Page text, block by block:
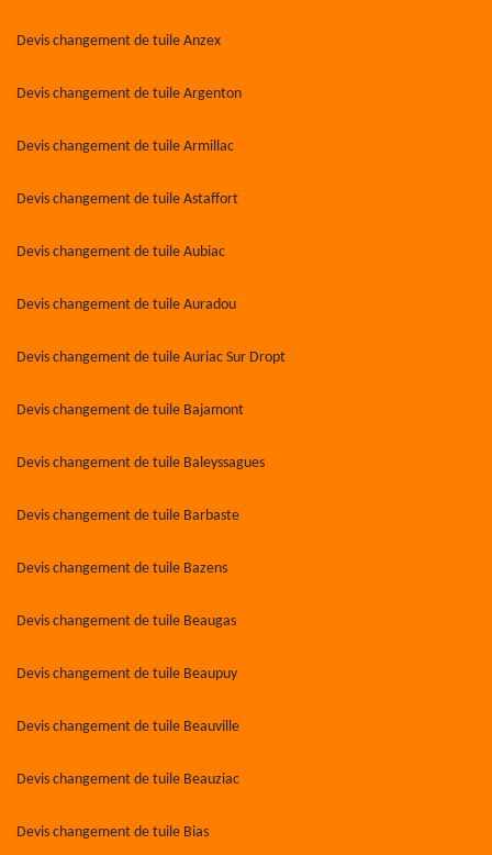
Devis changement de tuile Anzex
Devis changement de tuile Argenton
Devis changement de tuile Armillac
Devis changement de tuile Astaffort
Devis changement de tuile Aubiac
Devis changement de tuile Auradou
Devis changement de tuile Auriac Sur Dropt
Devis changement de tuile Bajamont
Devis changement de tuile Baleyssagues
Devis changement de tuile Barbaste
Devis changement de tuile Bazens
Devis changement de tuile Beaugas
Devis changement de tuile Beaupuy
Devis changement de tuile Beauville
Devis changement de tuile Beauziac
Devis changement de tuile Bias